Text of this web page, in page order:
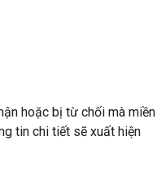
hoặc bị từ chối mà miền
tin chi tiết sẽ xuất hiện